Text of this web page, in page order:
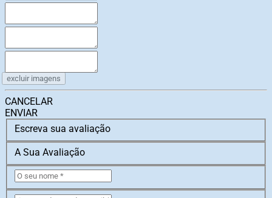
excluir imagens
CANCELAR
ENVIAR
Escreva sua avaliação
A Sua Avaliação